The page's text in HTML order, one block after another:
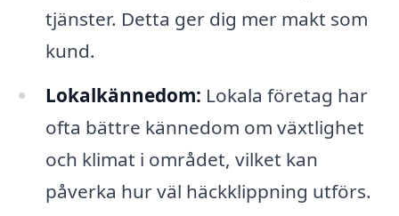
tjänster. Detta ger dig mer makt som
kund.
Lokalkännedom: Lokala företag har
ofta bättre kännedom om växtlighet
och klimat i området, vilket kan
påverka hur väl häckklippning utförs.